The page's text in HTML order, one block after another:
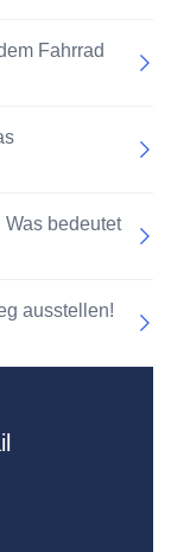
Fahrrad
bedeutet
ausstellen!